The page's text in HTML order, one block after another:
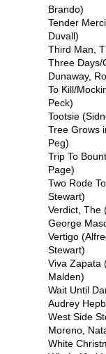
Brando)
Tender
Duvall)
Third Man,
Three Days/
Dunaway,
To Kill/
Peck)
Tootsie
Tree Grows
Peg)
Trip To
Page)
Two Rode
Stewart)
Verdict, The
George
Vertigo
Stewart)
Viva Zapata
Malden)
Wait Until
Audrey
West Side
Moreno,
White